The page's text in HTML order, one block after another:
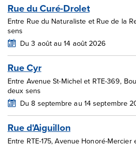
Rue du Curé-Drolet
Entre Rue du Naturaliste et Rue de la
sens
Du 3 août au 14 août 2026
Rue Cyr
Entre Avenue St-Michel et RTE-369,
deux sens
Du 8 septembre au 14 septembre
Rue d'Aiguillon
Entre RTE-175, Avenue Honoré-Mercier